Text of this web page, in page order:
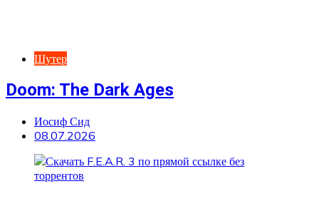
Шутер
Doom: The Dark Ages
Иосиф Сид
08.07.2026